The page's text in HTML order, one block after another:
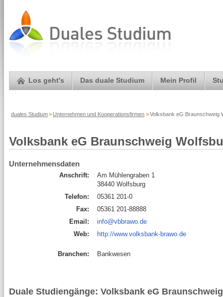
Los geht's Das duale Studium Mein Profil
duales Studium> Unternehmen und Kooperationsfirmen >Volksbank eG Braunschweig
Volksbank eG Braunschweig
Unternehmensdaten
Anschrift:
Am Mühlengraben 1
38440 Wolfsburg
Telefon:
05361 201-0
Fax:
05361 201-88888
Email:
info@vbbrawo.de
Web:
http://www.volksbank-brawo.de
Branchen: Bankwesen
Duale Studiengänge: Volksbank eG